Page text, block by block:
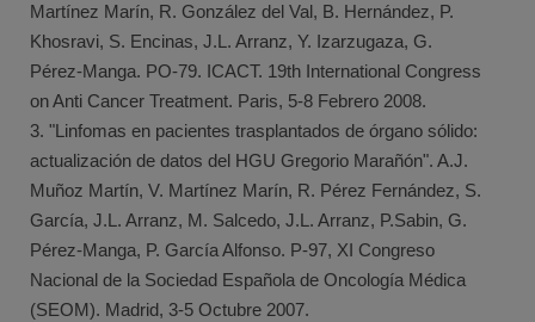
Martínez Marín, R. González del Val, B. Hernández, P.
Khosravi, S. Encinas, J.L. Arranz, Y. Izarzugaza, G.
Pérez-Manga. PO-79. ICACT. 19th International Congress
on Anti Cancer Treatment. Paris, 5-8 Febrero 2008.
3. "Linfomas en pacientes trasplantados de órgano sólido:
actualización de datos del HGU Gregorio Marañón". A.J.
Muñoz Martín, V. Martínez Marín, R. Pérez Fernández, S.
García, J.L. Arranz, M. Salcedo, J.L. Arranz, P.Sabin, G.
Pérez-Manga, P. García Alfonso. P-97, XI Congreso
Nacional de la Sociedad Española de Oncología Médica
(SEOM). Madrid, 3-5 Octubre 2007.